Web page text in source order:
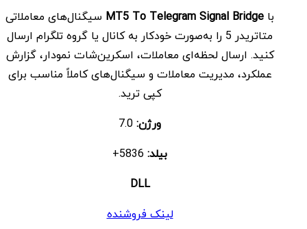
$ 60
بود.
$ 19
است.
با MT5 To Telegram Signal Bridge سیگنال‌های معاملاتی
متاتریدر 5 را به‌صورت خودکار به کانال یا گروه تلگرام ارسال
کنید. ارسال لحظه‌ای معاملات، اسکرین‌شات نمودار، گزارش
عملکرد، مدیریت معاملات و سیگنال‌های کاملاً مناسب برای
کپی ترید.
ورژن:
بیلد:
DLL
لینک فروشنده